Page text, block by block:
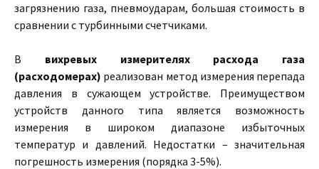
загрязнению газа, пневмоударам, большая стоимость в
сравнении с турбинными счетчиками.
В вихревых измерителях расхода газа
(расходомерах) реализован метод измерения перепада
давления в сужающем устройстве. Преимуществом
устройств данного типа является возможность
измерения в широком диапазоне избыточных
температур и давлений. Недостатки – значительная
погрешность измерения (порядка 3-5%).